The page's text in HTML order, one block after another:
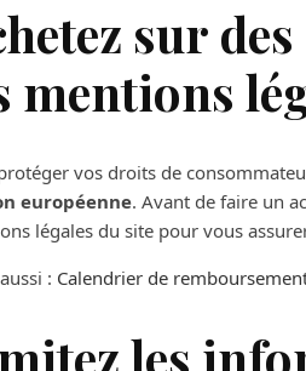
sur
mentions
vos droits de
européenne. Avant de faire un
légales du site pour vous
: Calendrier de
les